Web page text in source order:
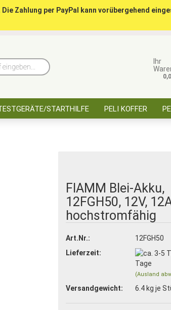
Passwort
Passwort
Bitte
Ihr
Zahlung per PayPal kann vorübergehend
STARTHILFE PELI KOFFER
FIAMM Blei-Akku,
12FGH50, 12V,
hochstromfähig
Art.Nr.:
12FGH50
Lieferzeit:
Tage
(Ausland
Versandgewicht: 6.4kg je